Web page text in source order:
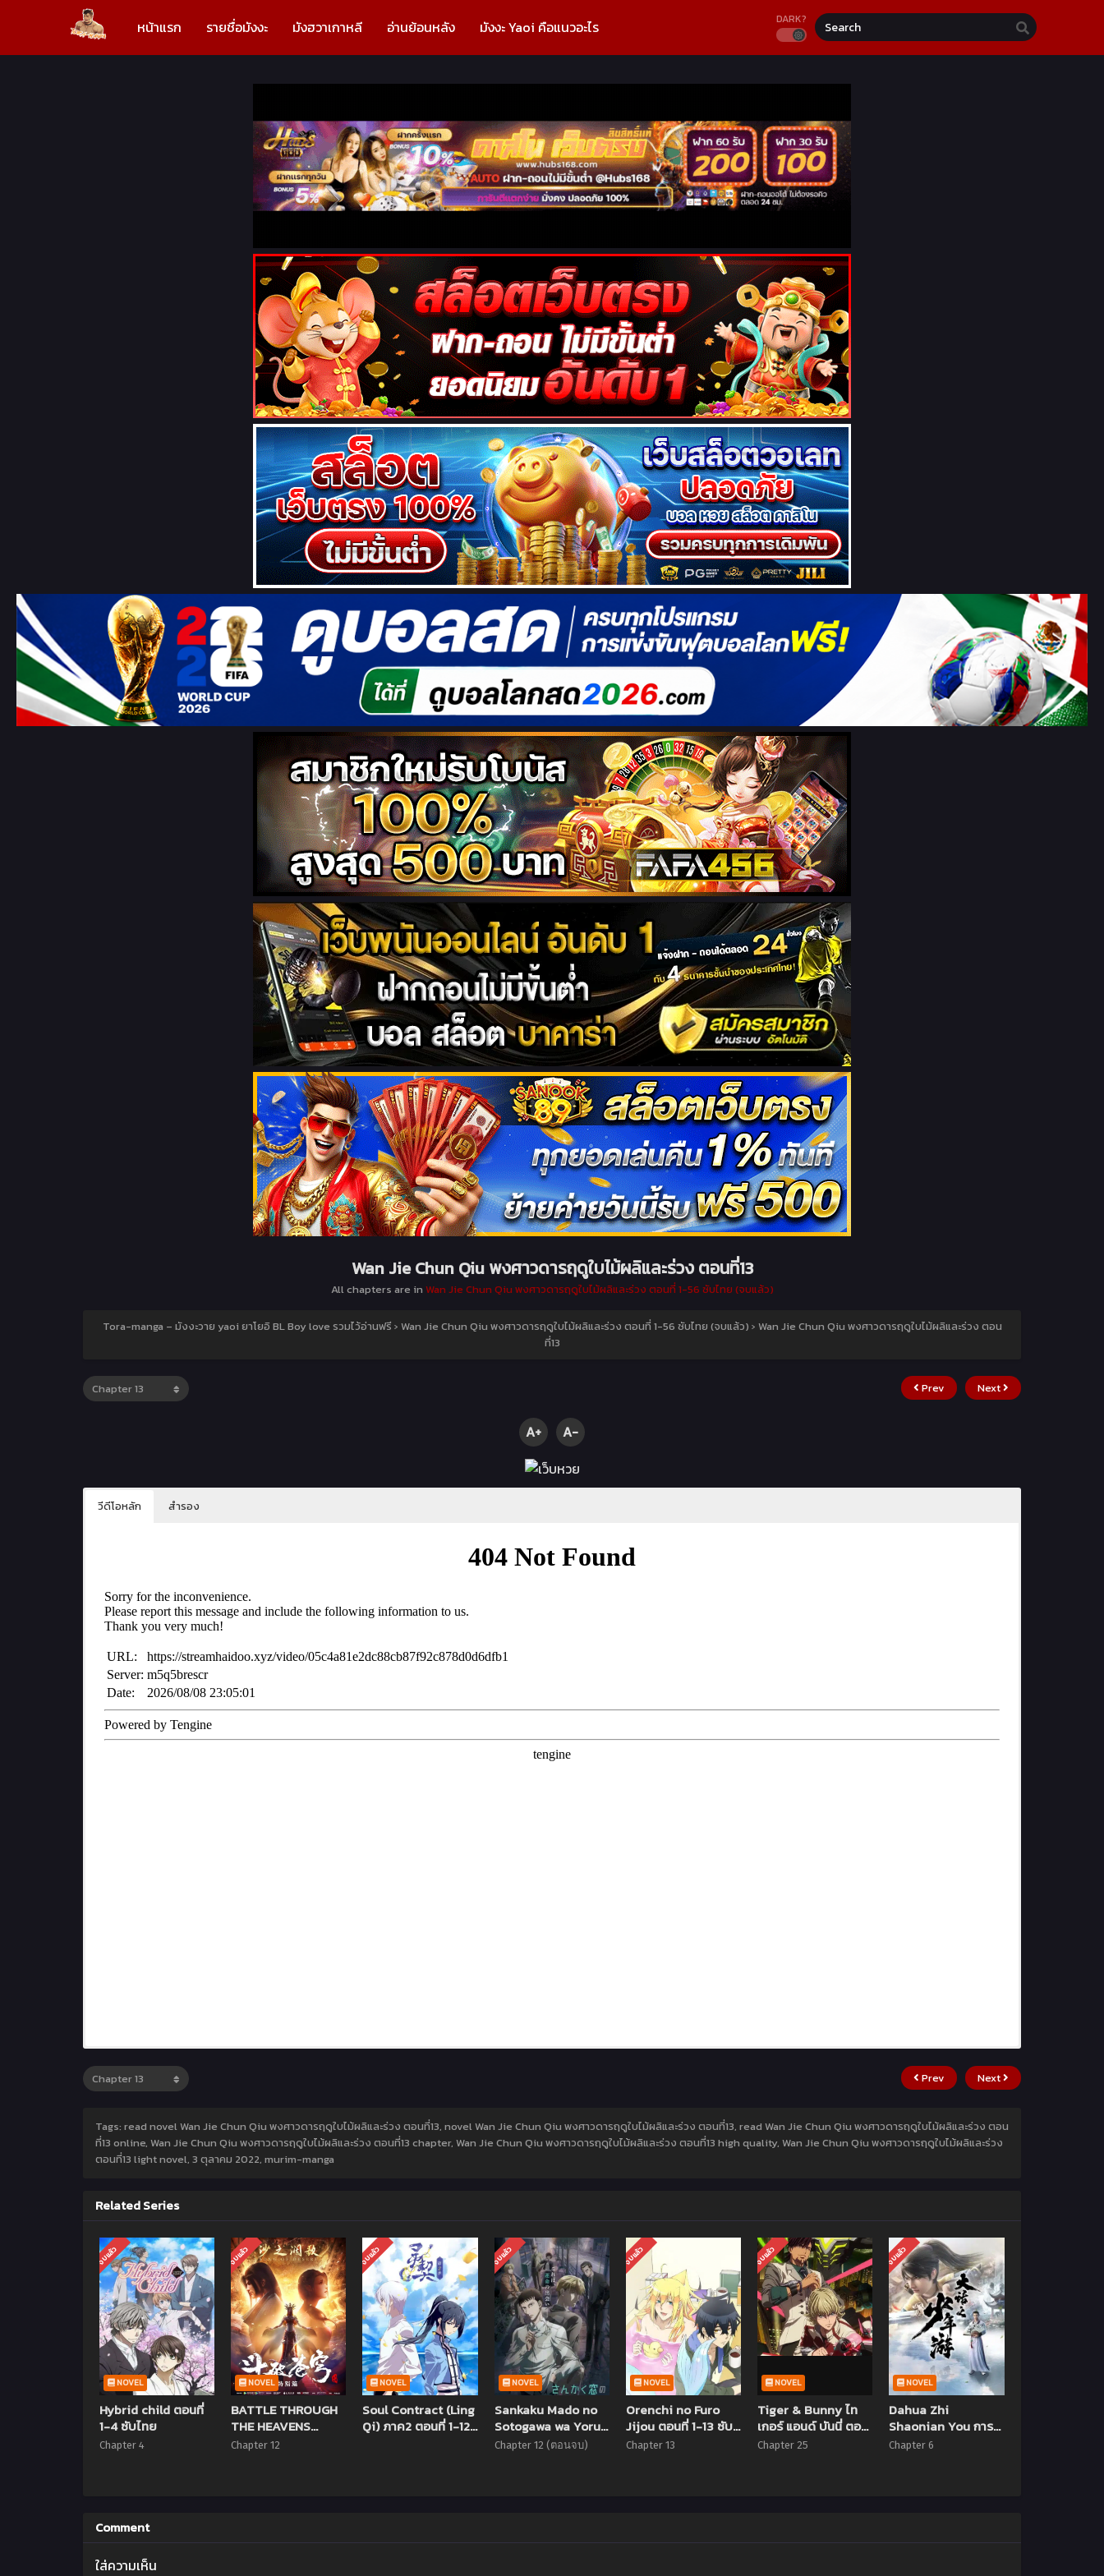
หน้าแรก รายชื่อมังงะ มังฮวาเกาหลี อ่านย้อนหลัง มังงะ Yaoi คือแนวอะไร DARK?
Wan Jie Chun Qiu พงศาวดารฤดูใบไม้ผลิและร่วง ตอนที่13
All chapters are in Wan Jie Chun Qiu พงศาวดารฤดูใบไม้ผลิและร่วง ตอนที่ 1-56 ซับไทย (จบแล้ว)
Tora-manga – มังงะวาย yaoi ยาโยอิ BL Boy love รวมไว้อ่านฟรี › Wan Jie Chun Qiu พงศาวดารฤดูใบไม้ผลิและร่วง ตอนที่ 1-56 ซับไทย (จบแล้ว) › Wan Jie Chun Qiu พงศาวดารฤดูใบไม้ผลิและร่วง ตอน
ที่13
Prev Next
A+ A-
วีดีโอหลัก สำรอง
Prev Next
Tags: read novel Wan Jie Chun Qiu พงศาวดารฤดูใบไม้ผลิและร่วง ตอนที่13, novel Wan Jie Chun Qiu พงศาวดารฤดูใบไม้ผลิและร่วง ตอนที่13, read Wan Jie Chun Qiu พงศาวดารฤดูใบไม้ผลิและร่วง ตอน
ที่13 online, Wan Jie Chun Qiu พงศาวดารฤดูใบไม้ผลิและร่วง ตอนที่13 chapter, Wan Jie Chun Qiu พงศาวดารฤดูใบไม้ผลิและร่วง ตอนที่13 high quality, Wan Jie Chun Qiu พงศาวดารฤดูใบไม้ผลิและร่วง
ตอนที่13 light novel, 3 ตุลาคม 2022, murim-manga
Related Series
จบแล้ว
NOVEL
Hybrid child ตอนที่
1-4 ซับไทย
Chapter 4
จบแล้ว
NOVEL
BATTLE THROUGH
THE HEAVENS
(DOUPO
Chapter 12
จบแล้ว
NOVEL
Soul Contract (Ling
Qi) ภาค2 ตอนที่ 1-12
จบแล้ว
NOVEL
Sankaku Mado no
Sotogawa wa Yoru
คู่หูสามเหลี่ยมล่าปีศาจ
Chapter 12 (ตอนจบ)
จบแล้ว
NOVEL
Orenchi no Furo
Jijou ตอนที่ 1-13 ซับ
ไทย
Chapter 13
จบแล้ว
NOVEL
Tiger & Bunny ไท
เกอร์ แอนด์ บันนี่ ตอน
ที่ 1-25 พากย์ไทย [จบ
Chapter 25
จบแล้ว
NOVEL
Dahua Zhi
Shaonian You การ
เดินทางของเด็กหนุ่ม
Chapter 6
Comment
ใส่ความเห็น